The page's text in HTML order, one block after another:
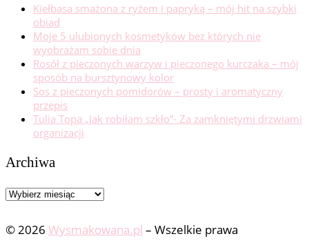
Kiełbasa smażona z ryżem i papryką – mój hit na szybki
obiad
Moje 5 ulubionych kosmetyków bez których nie
wyobrażam sobie dnia
Rosół z pieczonych warzyw i pieczonego kurczaka – mój
sposób na bursztynowy kolor
Sos z pieczonych pomidorów – prosty i aromatyczny
przepis
Tulia Topa „Jak robiłam szkło”- Za zamkniętymi drzwiami
organizacji
Archiwa
Archiwa
© 2026 Wysmakowana.pl – Wszelkie prawa